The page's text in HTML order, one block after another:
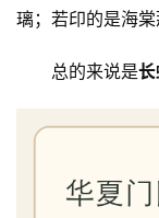
璃；若印的是海棠
总的来说是长